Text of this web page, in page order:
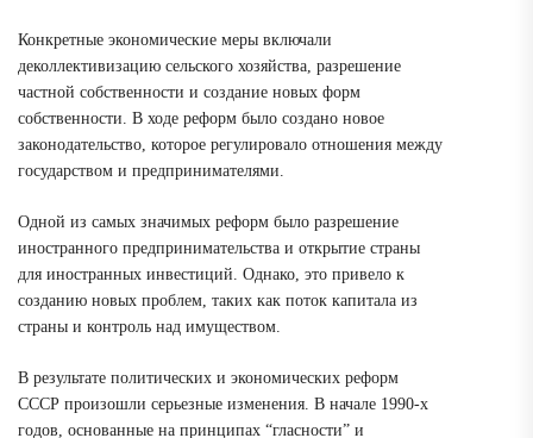
Конкретные экономические меры включали
деколлективизацию сельского хозяйства, разрешение
частной собственности и создание новых форм
собственности. В ходе реформ было создано новое
законодательство, которое регулировало отношения между
государством и предпринимателями.
Одной из самых значимых реформ было разрешение
иностранного предпринимательства и открытие страны
для иностранных инвестиций. Однако, это привело к
созданию новых проблем, таких как поток капитала из
страны и контроль над имуществом.
В результате политических и экономических реформ
СССР произошли серьезные изменения. В начале 1990-х
годов, основанные на принципах “гласности” и